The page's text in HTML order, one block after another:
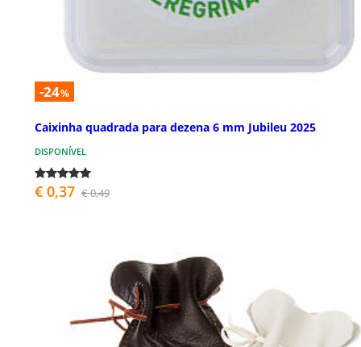
-24%
Caixinha quadrada para dezena 6 mm Jubileu 2025
DISPONÍVEL
€ 0,37 € 0,49